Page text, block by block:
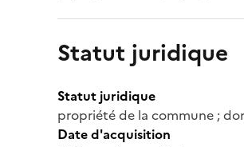
Statut juridique
Statut juridique
propriété de la commune ;
Date d'acquisition